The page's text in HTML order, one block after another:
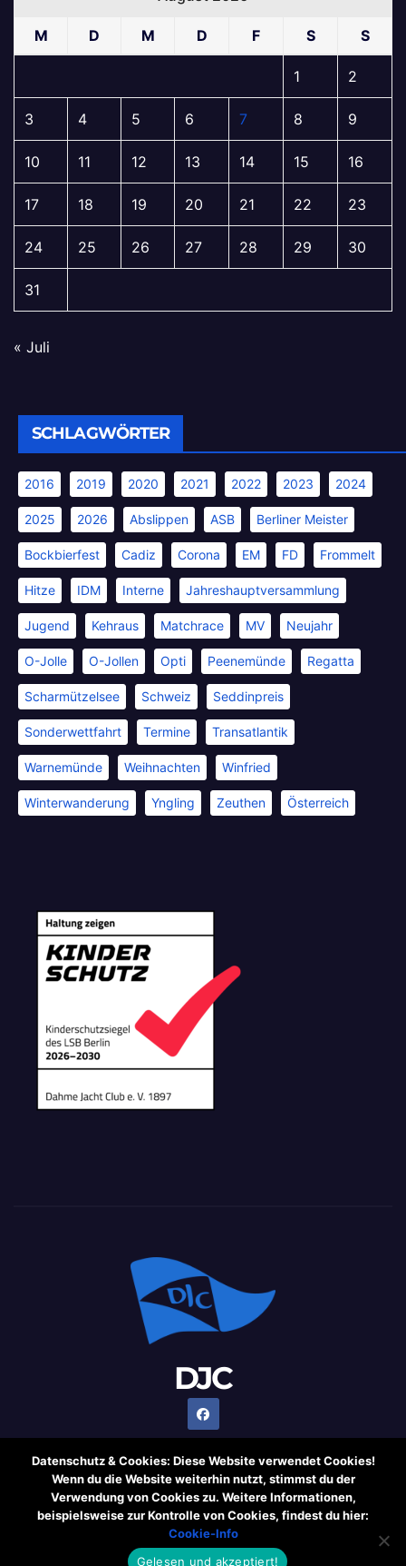
M D M D F S S
1 2
3 4 5 6 7 8 9
10 11 12 13 14 15 16
17 18 19 20 21 22 23
24 25 26 27 28 29 30
31
« Juli
SCHLAGWÖRTER
2016 2019 2020 2021 2022 2023 2024
2025 2026 Abslippen ASB Berliner Meister
Bockbierfest Cadiz Corona EM FD Frommelt
Hitze IDM Interne Jahreshauptversammlung
Jugend Kehraus Matchrace MV Neujahr
O-Jolle O-Jollen Opti Peenemünde Regatta
Scharmützelsee Schweiz Seddinpreis
Sonderwettfahrt Termine Transatlantik
Warnemünde Weihnachten Winfried
Winterwanderung Yngling Zeuthen Österreich
DJC
Stolz präsentiert von WordPress|Theme: Newsup von
Themeansar
Datenschutz & Cookies: Diese Website verwendet Cookies!
Wenn du die Website weiterhin nutzt, stimmst du der
Verwendung von Cookies zu. Weitere Informationen,
beispielsweise zur Kontrolle von Cookies, findest du hier:
Cookie-Info
Gelesen und akzeptiert!